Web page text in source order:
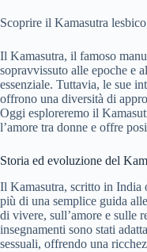
Scoprire il Kamasutra lesbico
Il Kamasutra, il famoso
sopravvissuto alle epoche e
essenziale. Tuttavia, le sue
offrono una diversità di
Oggi esploreremo il
l’amore tra donne e offre
Storia ed evoluzione del
Il Kamasutra, scritto in India
più di una semplice guida
di vivere, sull’amore e sulle
insegnamenti sono stati
sessuali, offrendo una